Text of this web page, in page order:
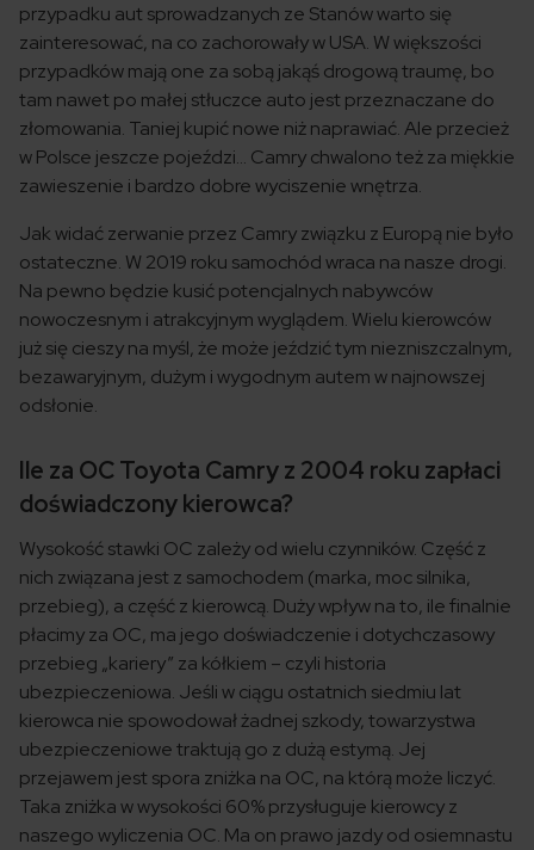
przypadku aut sprowadzanych ze Stanów warto się
zainteresować, na co zachorowały w USA. W większości
przypadków mają one za sobą jakąś drogową traumę, bo
tam nawet po małej stłuczce auto jest przeznaczane do
złomowania. Taniej kupić nowe niż naprawiać. Ale przecież
w Polsce jeszcze pojeździ… Camry chwalono też za miękkie
zawieszenie i bardzo dobre wyciszenie wnętrza.
Jak widać zerwanie przez Camry związku z Europą nie było
ostateczne. W 2019 roku samochód wraca na nasze drogi.
Na pewno będzie kusić potencjalnych nabywców
nowoczesnym i atrakcyjnym wyglądem. Wielu kierowców
już się cieszy na myśl, że może jeździć tym niezniszczalnym,
bezawaryjnym, dużym i wygodnym autem w najnowszej
odsłonie.
Ile za OC Toyota Camry z 2004 roku zapłaci
doświadczony kierowca?
Wysokość stawki OC zależy od wielu czynników. Część z
nich związana jest z samochodem (marka, moc silnika,
przebieg), a część z kierowcą. Duży wpływ na to, ile finalnie
płacimy za OC, ma jego doświadczenie i dotychczasowy
przebieg „kariery” za kółkiem – czyli historia
ubezpieczeniowa. Jeśli w ciągu ostatnich siedmiu lat
kierowca nie spowodował żadnej szkody, towarzystwa
ubezpieczeniowe traktują go z dużą estymą. Jej
przejawem jest spora zniżka na OC, na którą może liczyć.
Taka zniżka w wysokości 60% przysługuje kierowcy z
naszego wyliczenia OC. Ma on prawo jazdy od osiemnastu